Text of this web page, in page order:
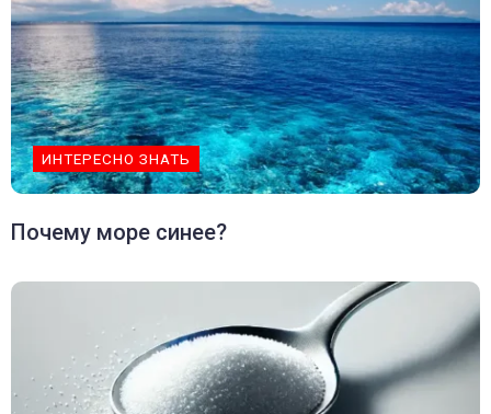
ИНТЕРЕСНО ЗНАТЬ
Почему море синее?